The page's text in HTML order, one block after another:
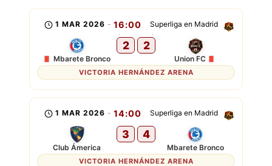
Superliga en Madrid
1 MAR 2026 - 16:00
Mbarete Bronco
2 2
Union FC
VICTORIA HERNÁNDEZ ARENA
Superliga en Madrid
1 MAR 2026 - 14:00
Club Ámerica
3 4
Mbarete Bronco
VICTORIA HERNÁNDEZ ARENA